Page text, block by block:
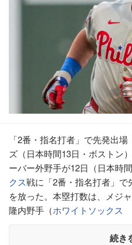
「2番・指名打者」で先発出
ズ（日本時間13日・ボストン
ーバー外野手が12日（日本時
クス戦に「2番・指名打者」
を放った。本塁打数は、メジ
隆内野手（ホワイトソックス
続き